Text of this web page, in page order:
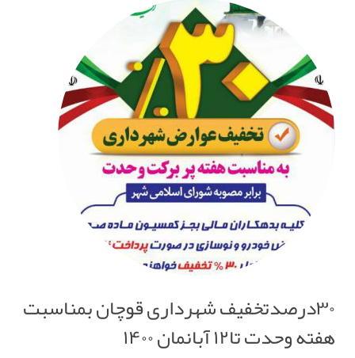
۳۰درصدتخفیف شهرداری قوچان بمناسبت
هفته وحدت تا۱۲ آبانمان ۱۴۰۰